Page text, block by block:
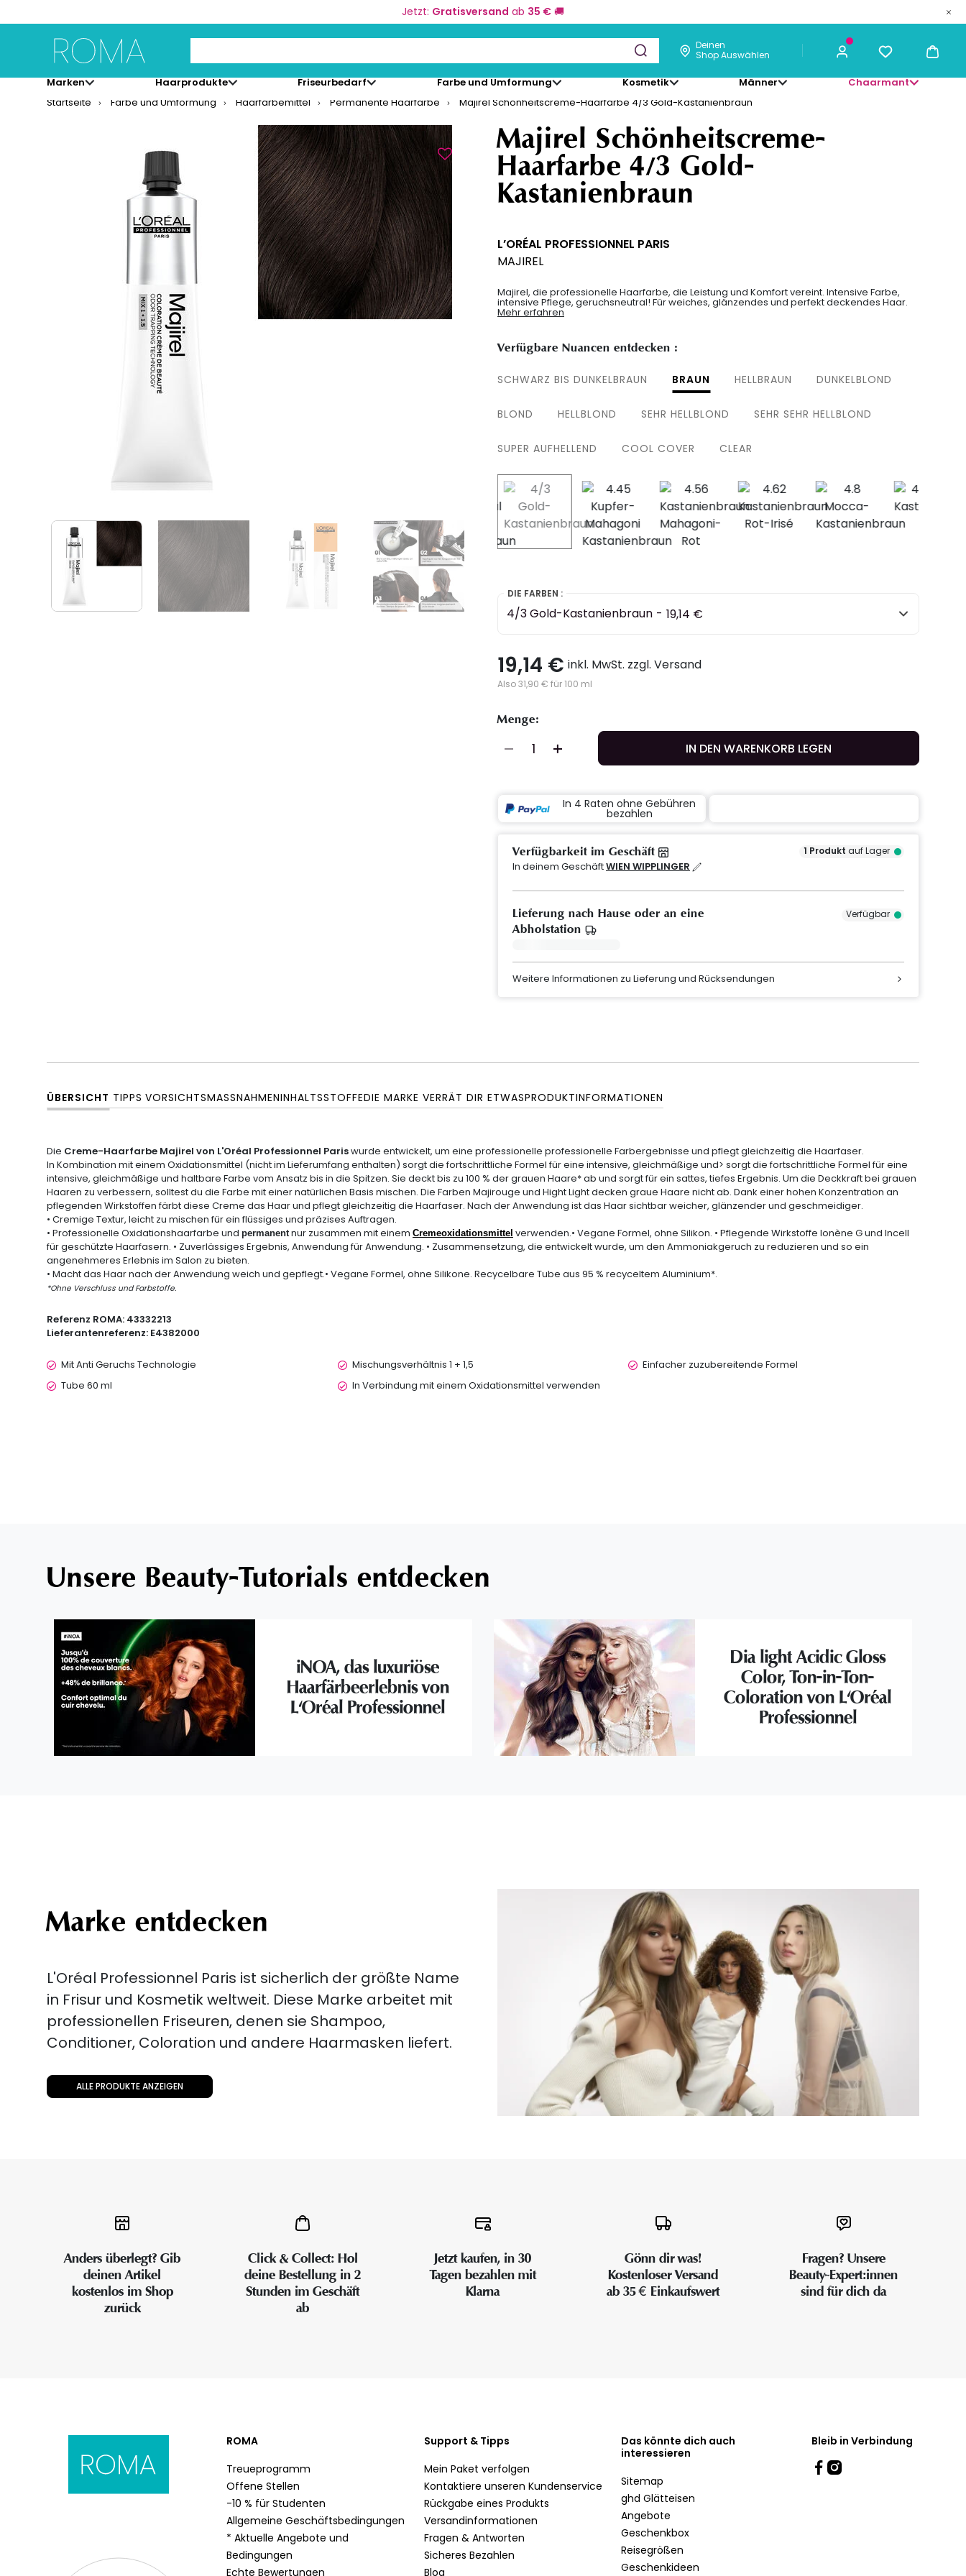
Jetzt: Gratisversand ab 35 € 🚚
Deinen
Shop Auswählen
Marken Haarprodukte Friseurbedarf Farbe und Umformung Kosmetik Männer Chaarmant
Startseite Farbe und Umformung Haarfärbemittel Permanente Haarfarbe Majirel Schönheitscreme-Haarfarbe 4/3 Gold-Kastanienbraun
Majirel Schönheitscreme-
Haarfarbe 4/3 Gold-
Kastanienbraun
L’ORÉAL PROFESSIONNEL PARIS
MAJIREL
Majirel, die professionelle Haarfarbe, die Leistung und Komfort vereint. Intensive Farbe,
intensive Pflege, geruchsneutral! Für weiches, glänzendes und perfekt deckendes Haar.
Mehr erfahren
Verfügbare Nuancen entdecken :
SCHWARZ BIS DUNKELBRAUN BRAUN HELLBRAUN DUNKELBLOND
BLOND HELLBLOND SEHR HELLBLOND SEHR SEHR HELLBLOND
SUPER AUFHELLEND COOL COVER CLEAR
selected
DIE FARBEN :
4/3 Gold-Kastanienbraun - 19,14 €
19,14 € inkl. MwSt. zzgl. Versand
Also 31,90 € für 100 ml
Menge:
IN DEN WARENKORB LEGEN
In 4 Raten ohne Gebühren
bezahlen
Verfügbarkeit im Geschäft 1 Produkt auf Lager
In deinem GeschäftWIEN WIPPLINGER
Lieferung nach Hause oder an eine
Abholstation
Verfügbar
Weitere Informationen zu Lieferung und Rücksendungen
ÜBERSICHT TIPPS VORSICHTSMASSNAHMEN INHALTSSTOFFEDIE MARKE VERRÄT DIR ETWASPRODUKTINFORMATIONEN
Die Creme-Haarfarbe Majirel von L'Oréal Professionnel Pariswurde entwickelt, um eine professionelle professionelle Farbergebnisse und pflegt gleichzeitig die Haarfaser.
In Kombination mit einem Oxidationsmittel (nicht im Lieferumfang enthalten) sorgt die fortschrittliche Formel für eine intensive, gleichmäßige und> sorgt die fortschrittliche Formel für eine
intensive, gleichmäßige und haltbare Farbe vom Ansatz bis in die Spitzen. Sie deckt bis zu 100 % der grauen Haare* ab und sorgt für ein sattes, tiefes Ergebnis. Um die Deckkraft bei grauen
Haaren zu verbessern, solltest du die Farbe mit einer natürlichen Basis mischen. Die Farben Majirouge und Hight Light decken graue Haare nicht ab. Dank einer hohen Konzentration an
pflegenden Wirkstoffen färbt diese Creme das Haar und pflegt gleichzeitig die Haarfaser. Nach der Anwendung ist das Haar sichtbar weicher, glänzender und geschmeidiger.
• Cremige Textur, leicht zu mischen für ein flüssiges und präzises Auftragen.
• Professionelle Oxidationshaarfarbe und permanentnur zusammen mit einem Cremeoxidationsmittel verwenden.• Vegane Formel, ohne Silikon. • Pflegende Wirkstoffe Ionène G und Incell
für geschützte Haarfasern. • Zuverlässiges Ergebnis, Anwendung für Anwendung. • Zusammensetzung, die entwickelt wurde, um den Ammoniakgeruch zu reduzieren und so ein
angenehmeres Erlebnis im Salon zu bieten.
• Macht das Haar nach der Anwendung weich und gepflegt.• Vegane Formel, ohne Silikone. Recycelbare Tube aus 95 % recyceltem Aluminium*.
*Ohne Verschluss und Farbstoffe.
Referenz ROMA: 43332213
Lieferantenreferenz: E4382000
Mit Anti Geruchs Technologie Mischungsverhältnis 1 + 1,5
Einfacher zuzubereitende Formel
Tube 60 ml
In Verbindung mit einem Oxidationsmittel verwenden
Unsere Beauty-Tutorials entdecken
iNOA, das luxuriöse
Haarfärbeerlebnis von
L'Oréal Professionnel
Dia light Acidic Gloss
Color, Ton-in-Ton-
Coloration von L'Oréal
Professionnel
Marke entdecken
L'Oréal Professionnel Paris ist sicherlich der größte Name
in Frisur und Kosmetik weltweit. Diese Marke arbeitet mit
professionellen Friseuren, denen sie Shampoo,
Conditioner, Coloration und andere Haarmasken liefert.
ALLE PRODUKTE ANZEIGEN
Anders überlegt? Gib
deinen Artikel
kostenlos im Shop
zurück
Click & Collect: Hol
deine Bestellung in 2
Stunden im Geschäft
ab
Jetzt kaufen, in 30
Tagen bezahlen mit
Klarna
Gönn dir was!
Kostenloser Versand
ab 35 € Einkaufswert
Fragen? Unsere
Beauty-Expert:innen
sind für dich da
ROMA
Treueprogramm
Offene Stellen
-10 % für Studenten
Allgemeine Geschäftsbedingungen
* Aktuelle Angebote und
Bedingungen
Echte Bewertungen
Support & Tipps
Mein Paket verfolgen
Kontaktiere unseren Kundenservice
Rückgabe eines Produkts
Versandinformationen
Fragen & Antworten
Sicheres Bezahlen
Blog
Das könnte dich auch
interessieren
Sitemap
ghd Glätteisen
Angebote
Geschenkbox
Reisegrößen
Geschenkideen
Bleib in Verbindung